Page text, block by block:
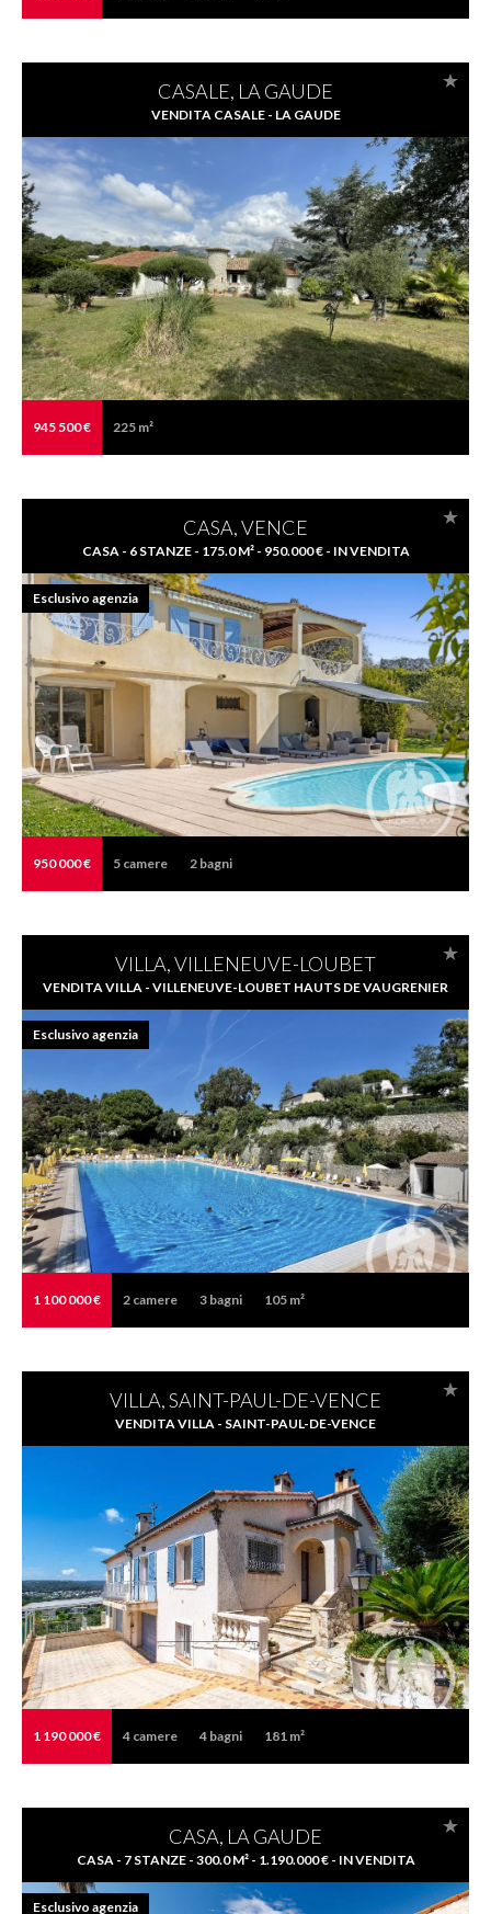
CASALE, LA GAUDE
VENDITA CASALE - LA GAUDE
945 500 € 225 m²
CASA, VENCE
CASA - 6 STANZE - 175.0 M² - 950.000 € - IN VENDITA
950 000 € 5 camere 2 bagni
Esclusivo agenzia
VILLA, VILLENEUVE-LOUBET
VENDITA VILLA - VILLENEUVE-LOUBET HAUTS DE VAUGRENIER
1 100 000 € 2 camere 3 bagni 105 m²
Esclusivo agenzia
VILLA, SAINT-PAUL-DE-VENCE
VENDITA VILLA - SAINT-PAUL-DE-VENCE
1 190 000 € 4 camere 4 bagni 181 m²
CASA, LA GAUDE
CASA - 7 STANZE - 300.0 M² - 1.190.000 € - IN VENDITA
Esclusivo agenzia